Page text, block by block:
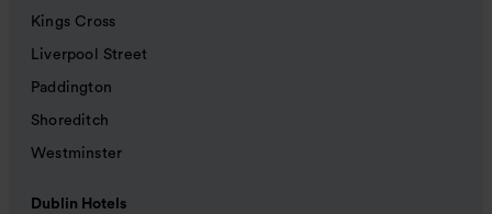
Kings Cross
Liverpool Street
Paddington
Shoreditch
Westminster
Dublin Hotels